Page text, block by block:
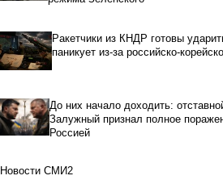
Ракетчики из КНДР готовы
паникует из-за российско-
До них начало доходить:
Залужный признал полное
Россией
Новости СМИ2